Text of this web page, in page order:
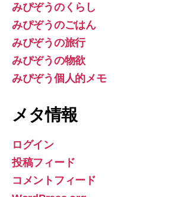
みぴぞうのくらし
みぴぞうのごはん
みぴぞうの旅行
みぴぞうの物欲
みぴぞう個人的メモ
メタ情報
ログイン
投稿フィード
コメントフィード